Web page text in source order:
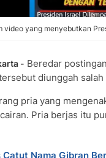
video yang menyebutkan
- Beredar
diunggah
pria yang
Pria berjas itu
Nama Gibran